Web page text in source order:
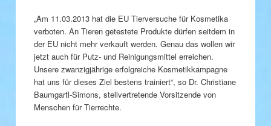
„Am 11.03.2013 hat die EU Tierversuche für Kosmetika
verboten. An Tieren getestete Produkte dürfen seitdem in
der EU nicht mehr verkauft werden. Genau das wollen wir
jetzt auch für Putz- und Reinigungsmittel erreichen.
Unsere zwanzigjährige erfolgreiche Kosmetikkampagne
hat uns für dieses Ziel bestens trainiert“, so Dr. Christiane
Baumgartl-Simons, stellvertretende Vorsitzende von
Menschen für Tierrechte.